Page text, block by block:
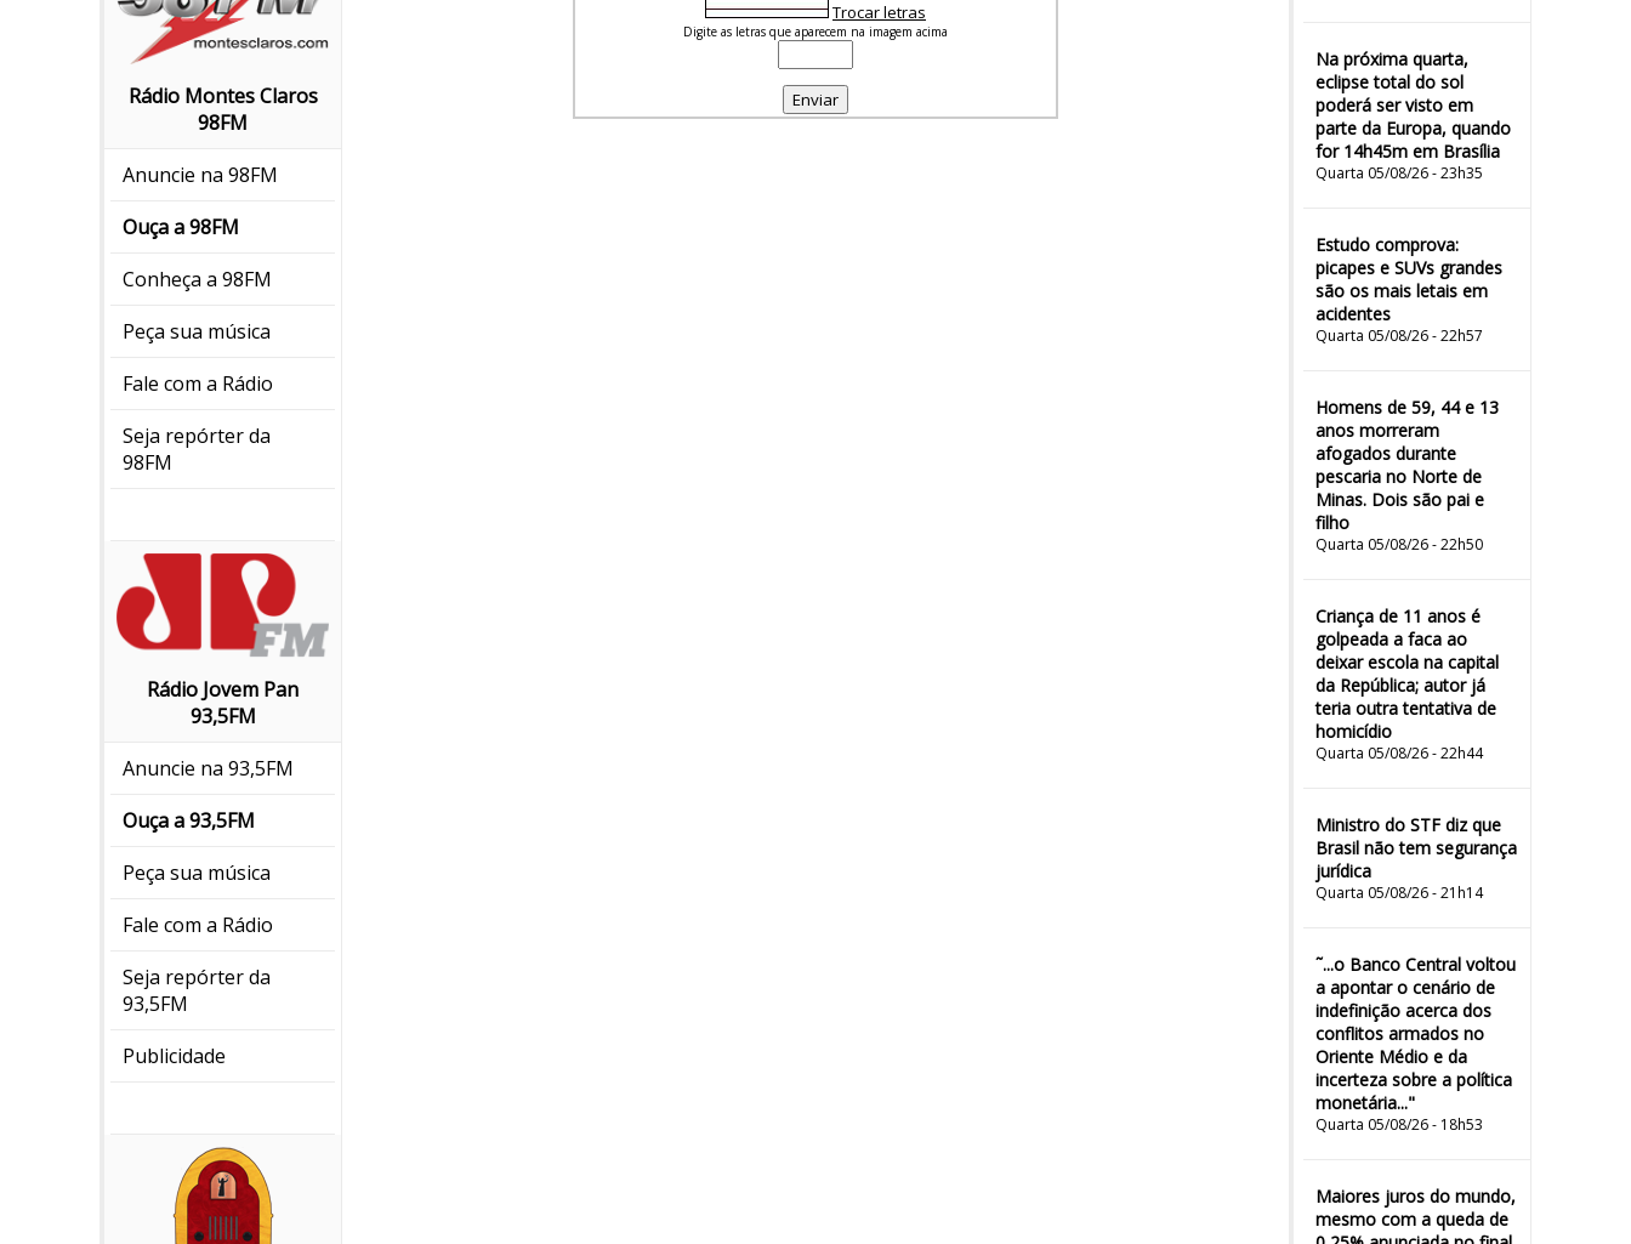
Rádio Montes Claros
98FM
Anuncie na 98FM
Ouça a 98FM
Conheça a 98FM
Peça sua música
Fale com a Rádio
Seja repórter da
98FM
Rádio Jovem Pan
93,5FM
Anuncie na 93,5FM
Ouça a 93,5FM
Peça sua música
Fale com a Rádio
Seja repórter da
93,5FM
Publicidade
Na próxima quarta,
eclipse total do sol
poderá ser visto em
parte da Europa, quando
for 14h45m em Brasília
Quarta 05/08/26 - 23h35
Estudo comprova:
picapes e SUVs grandes
são os mais letais em
acidentes
Quarta 05/08/26 - 22h57
Homens de 59, 44 e 13
anos morreram
afogados durante
pescaria no Norte de
Minas. Dois são pai e
filho
Quarta 05/08/26 - 22h50
Criança de 11 anos é
golpeada a faca ao
deixar escola na capital
da República; autor já
teria outra tentativa de
homicídio
Quarta 05/08/26 - 22h44
Ministro do STF diz que
Brasil não tem segurança
jurídica
Quarta 05/08/26 - 21h14
˜...o Banco Central voltou
a apontar o cenário de
indefinição acerca dos
conflitos armados no
Oriente Médio e da
incerteza sobre a política
monetária..."
Quarta 05/08/26 - 18h53
Maiores juros do mundo,
mesmo com a queda de
Trocar letras
Digite as letras que aparecem na imagem acima